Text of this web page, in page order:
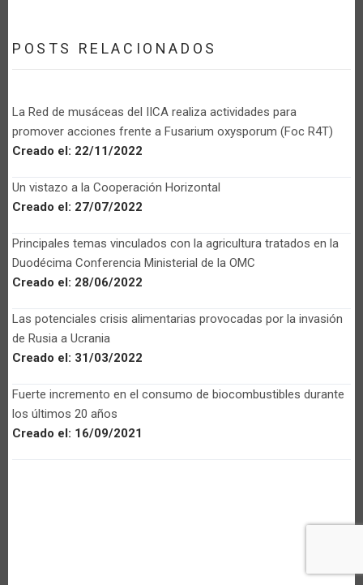
POSTS RELACIONADOS
La Red de musáceas del IICA realiza actividades para
promover acciones frente a Fusarium oxysporum (Foc R4T)
Creado el: 22/11/2022
Un vistazo a la Cooperación Horizontal
Creado el: 27/07/2022
Principales temas vinculados con la agricultura tratados en la
Duodécima Conferencia Ministerial de la OMC
Creado el: 28/06/2022
Las potenciales crisis alimentarias provocadas por la invasión
de Rusia a Ucrania
Creado el: 31/03/2022
Fuerte incremento en el consumo de biocombustibles durante
los últimos 20 años
Creado el: 16/09/2021